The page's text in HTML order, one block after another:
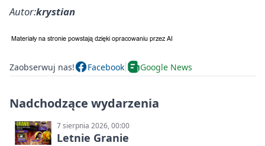
Autor:krystian
Zaobserwuj nas! Facebook Google News
Nadchodzące wydarzenia
7 sierpnia 2026, 00:00
Letnie Granie